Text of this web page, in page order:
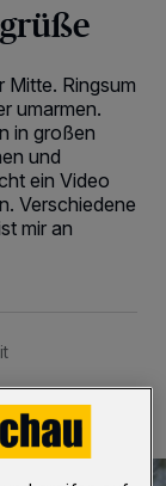
Mitte. Ringsum
umarmen.
in großen
und
ein Video
Verschiedene
mir an